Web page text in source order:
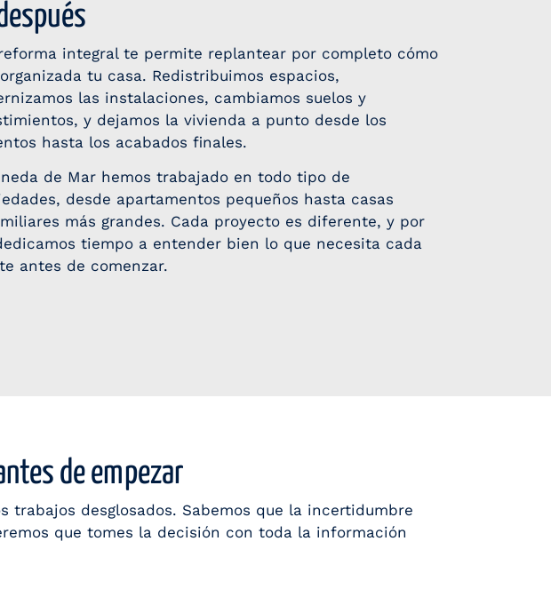
integral te permite replantear por completo cómo
tu casa. Redistribuimos espacios,
las instalaciones, cambiamos suelos y
y dejamos la vivienda a punto desde los
hasta los acabados finales.
de Mar hemos trabajado en todo tipo de
desde apartamentos pequeños hasta casas
más grandes. Cada proyecto es diferente, y por
tiempo a entender bien lo que necesita cada
antes de comenzar.
de empezar
desglosados. Sabemos que la incertidumbre
que tomes la decisión con toda la información